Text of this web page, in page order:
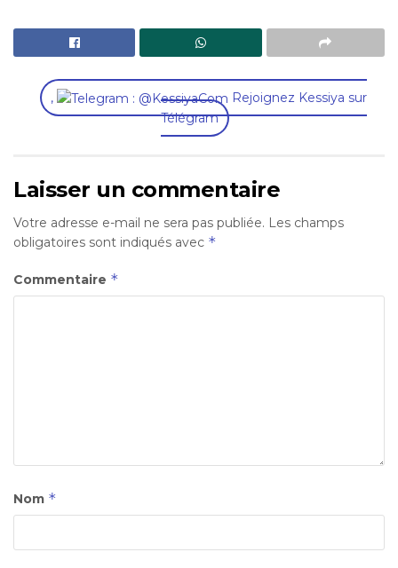
,
Rejoignez Kessiya sur
Télégram
Laisser un commentaire
Votre adresse e-mail ne sera pas publiée. Les champs
obligatoires sont indiqués avec *
Commentaire *
Nom *